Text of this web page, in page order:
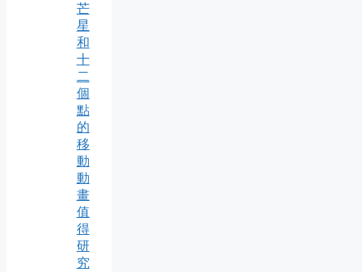
芒
星
和
十
二
個
點
的
移
動
動
畫
值
得
研
究